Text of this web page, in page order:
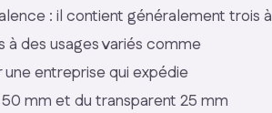
: il contient généralement trois à
des usages variés comme
entreprise qui expédie
mm et du transparent 25 mm